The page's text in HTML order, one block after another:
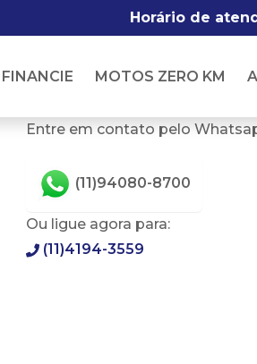
Horário de
FINANCIE MOTOS ZERO KM
Entre em contato pelo
(11)94080-8700
Ou ligue agora para:
(11)4194-3559